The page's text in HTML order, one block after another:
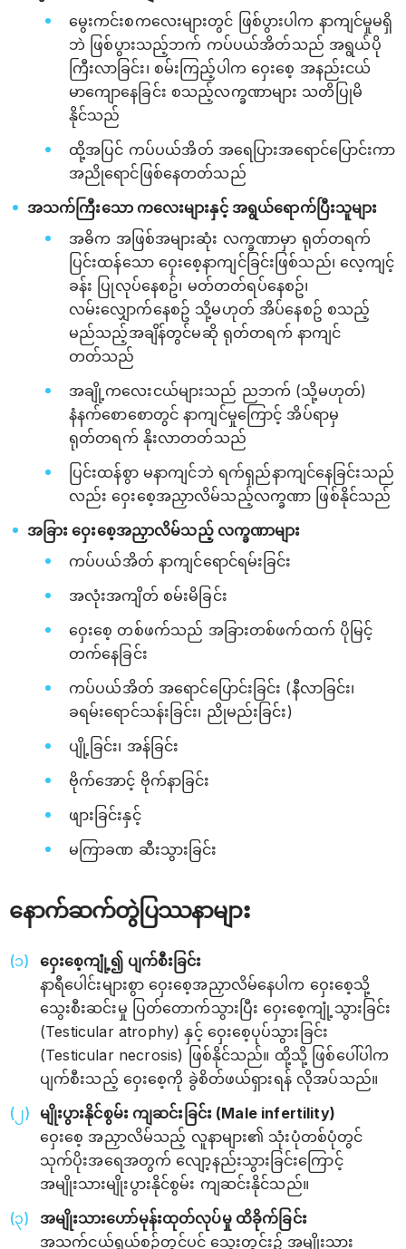
မွေးကင်းစကလေးများတွင် ဖြစ်ပွားပါက နာကျင်မှုမရှိ
ဘဲ ဖြစ်ပွားသည့်ဘက် ကပ်ပယ်အိတ်သည် အရွယ်ပို
ကြီးလာခြင်း၊ စမ်းကြည့်ပါက ဝှေးစေ့ အနည်းငယ်
မာကျောနေခြင်း စသည့်လက္ခဏာများ သတိပြုမိ
နိုင်သည်
ထို့အပြင် ကပ်ပယ်အိတ် အရေပြားအရောင်ပြောင်းကာ
အညိုရောင်ဖြစ်နေတတ်သည်
အသက်ကြီးသော ကလေးများနှင့် အရွယ်ရောက်ပြီးသူများ
အဓိက အဖြစ်အများဆုံး လက္ခဏာမှာ ရုတ်တရက်
ပြင်းထန်သော ဝှေးစေ့နာကျင်ခြင်းဖြစ်သည်၊ လေ့ကျင့်
ခန်း ပြုလုပ်နေစဥ်၊ မတ်တတ်ရပ်နေစဥ်၊
လမ်းလျှောက်နေစဥ် သို့မဟုတ် အိပ်နေစဥ် စသည့်
မည်သည့်အချိန်တွင်မဆို ရုတ်တရက် နာကျင်
တတ်သည်
အချို့ကလေးငယ်များသည် ညဘက် (သို့မဟုတ်)
နံနက်စောစောတွင် နာကျင်မှုကြောင့် အိပ်ရာမှ
ရုတ်တရက် နိုးလာတတ်သည်
ပြင်းထန်စွာ မနာကျင်ဘဲ ရက်ရှည်နာကျင်နေခြင်းသည်
လည်း ဝှေးစေ့အညှာလိမ်သည့်လက္ခဏာ ဖြစ်နိုင်သည်
အခြား ဝှေးစေ့အညှာလိမ်သည့် လက္ခဏာများ
ကပ်ပယ်အိတ် နာကျင်ရောင်ရမ်းခြင်း
အလုံးအကျိတ် စမ်းမိခြင်း
ဝှေးစေ့ တစ်ဖက်သည် အခြားတစ်ဖက်ထက် ပိုမြင့်
တက်နေခြင်း
ကပ်ပယ်အိတ် အရောင်ပြောင်းခြင်း (နီလာခြင်း၊
ခရမ်းရောင်သန်းခြင်း၊ ညိုမည်းခြင်း)
ပျို့ခြင်း၊ အန်ခြင်း
ဗိုက်အောင့် ဗိုက်နာခြင်း
ဖျားခြင်းနှင့်
မကြာခဏ ဆီးသွားခြင်း
နောက်ဆက်တွဲပြဿနာများ
ဝှေးစေ့ကျုံ့၍ ပျက်စီးခြင်း
နာရီပေါင်းများစွာ ဝှေးစေ့အညှာလိမ်နေပါက ဝှေးစေ့သို့
သွေးစီးဆင်းမှု ပြတ်တောက်သွားပြီး ဝှေးစေ့ကျုံ့သွားခြင်း
(Testicular atrophy) နှင့် ဝှေးစေ့ပုပ်သွားခြင်း
(Testicular necrosis) ဖြစ်နိုင်သည်။ ထို့သို့ ဖြစ်ပေါ်ပါက
ပျက်စီးသည့် ဝှေးစေ့ကို ခွဲစိတ်ဖယ်ရှားရန် လိုအပ်သည်။
မျိုးပွားနိုင်စွမ်း ကျဆင်းခြင်း (Male infertility)
ဝှေးစေ့ အညှာလိမ်သည့် လူနာများ၏ သုံးပုံတစ်ပုံတွင်
သုက်ပိုးအရေအတွက် လျော့နည်းသွားခြင်းကြောင့်
အမျိုးသားမျိုးပွားနိုင်စွမ်း ကျဆင်းနိုင်သည်။
အမျိုးသားဟော်မုန်းထုတ်လုပ်မှု ထိခိုက်ခြင်း
အသက်ငယ်ရွယ်စဉ်တွင်ပင် သွေးတွင်း၌ အမျိုးသား